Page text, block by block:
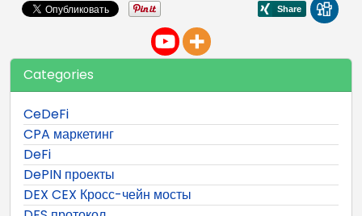
Categories
CeDeFi
CPA маркетинг
DeFi
DePIN проекты
DEX CEX Кросс-чейн мосты